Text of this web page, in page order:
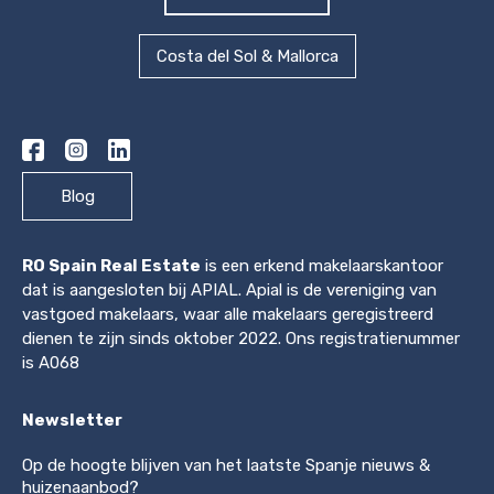
Costa del Sol & Mallorca
Blog
RO Spain Real Estate is een erkend makelaarskantoor
dat is aangesloten bij APIAL. Apial is de vereniging van
vastgoed makelaars, waar alle makelaars geregistreerd
dienen te zijn sinds oktober 2022. Ons registratienummer
is A068
Newsletter
Op de hoogte blijven van het laatste Spanje nieuws &
huizenaanbod?